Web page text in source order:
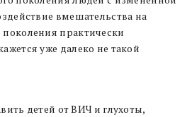
вмешательства на
практически
уже далеко не такой
детей от ВИЧ и глухоты,